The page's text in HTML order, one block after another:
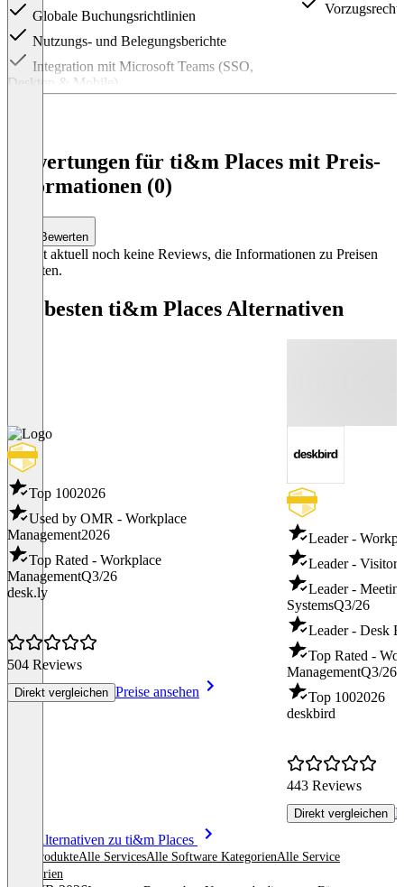
Globale Buchungsrichtlinien
Nutzungs- und Belegungsberichte
Integration mit Microsoft Teams (SSO,
Desktop & Mobile)
Kostenloser E-Mail-Support
Bewertungen für ti&m Places mit Preis-
Informationen (0)
Bewerten
Es gibt aktuell noch keine Reviews, die Informationen zu Preisen
enthalten.
Die besten ti&m Places Alternativen
Top 1002026
Used by OMR - Workplace
Management2026
Top Rated - Workplace
ManagementQ3/26
desk.ly
504 Reviews
Direkt vergleichen Preise ansehen
Leader -
Leader - Visitor
Leader -
SystemsQ3/26
Leader - Desk
Top Rated -
ManagementQ3/26
Top 1002026
deskbird
443 Reviews
Direkt vergleichen
Alle Alternativen zu ti&m Places
Alle ProdukteAlle ServicesAlle Software KategorienAlle Service
Kategorien